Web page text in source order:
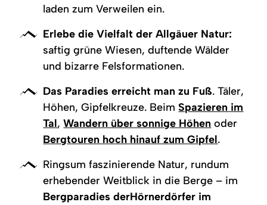
laden zum Verweilen ein.
Erlebe die Vielfalt der Allgäuer Natur:
saftig grüne Wiesen, duftende Wälder
und bizarre Felsformationen.
Das Paradies erreicht man zu Fuß. Täler,
Höhen, Gipfelkreuze. BeimSpazieren im
Tal,Wandern über sonnige Höhen oder
Bergtouren hoch hinauf zum Gipfel.
Ringsum faszinierende Natur, rundum
erhebender Weitblick in die Berge – im
Bergparadies derHörnerdörfer im